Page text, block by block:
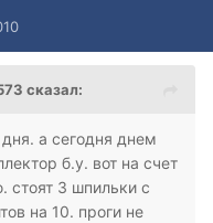
сказал:
а сегодня днем
б.у. вот на счет
стоят 3 шпильки с
на 10. проги не